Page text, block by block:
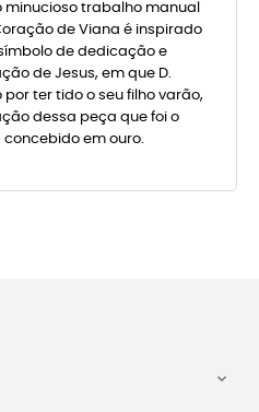
trabalho manual
de Viana é inspirado
de dedicação e
de Jesus, em que D.
ter tido o seu filho varão,
dessa peça que foi o
em ouro.
